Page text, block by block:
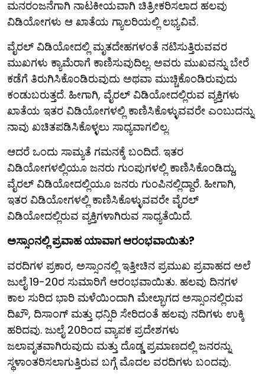
ಮನರಂಜನೆಗಾಗಿ ನಾಟಕೀಯವಾಗಿ ಚಿತ್ರೀಕರಿಸಲಾದ ಹಲವು
ವಿಡಿಯೋಗಳು ಆ ಖಾತೆಯ ಗ್ಯಾಲರಿಯಲ್ಲಿ ಲಭ್ಯವಿವೆ.
ವೈರಲ್ ವಿಡಿಯೋದಲ್ಲಿ ಮೃತದೇಹಗಳಂತೆ ನಟಿಸುತ್ತಿರುವವರ
ಮುಖಗಳು ಕ್ಯಾಮೆರಾಗೆ ಕಾಣಿಸುವುದಿಲ್ಲ. ಅವರು ಮುಖವನ್ನು ಬೇರೆ
ಕಡೆಗೆ ತಿರುಗಿಸಿಕೊಂಡಿರುವುದು ಅಥವಾ ಮುಚ್ಚಿಕೊಂಡಿರುವುದು
ಕಂಡುಬರುತ್ತದೆ. ಹೀಗಾಗಿ, ವೈರಲ್ ವಿಡಿಯೋದಲ್ಲಿರುವ ವ್ಯಕ್ತಿಗಳು
ಖಾತೆಯ ಇತರ ವಿಡಿಯೋಗಳಲ್ಲಿ ಕಾಣಿಸಿಕೊಳ್ಳುವವರೇ ಎಂಬುದನ್ನು
ನಾವು ಖಚಿತಪಡಿಸಿಕೊಳ್ಳಲು ಸಾಧ್ಯವಾಗಲಿಲ್ಲ.
ಆದರೆ ಒಂದು ಸಾಮ್ಯತೆ ಗಮನಕ್ಕೆ ಬಂದಿದೆ. ಇತರ
ವಿಡಿಯೋಗಳಲ್ಲಿಯೂ ಜನರು ಗುಂಪುಗಳಲ್ಲಿ ಕಾಣಿಸಿಕೊಂಡಿದ್ದು,
ವೈರಲ್ ವಿಡಿಯೋದಲ್ಲಿಯೂ ಜನರು ಗುಂಪಿನಲ್ಲಿದ್ದಾರೆ. ಹೀಗಾಗಿ,
ಇತರ ವಿಡಿಯೋಗಳಲ್ಲಿ ಕಾಣಿಸಿಕೊಳ್ಳುವವರೇ ವೈರಲ್
ವಿಡಿಯೋದಲ್ಲಿರುವ ವ್ಯಕ್ತಿಗಳಾಗಿರುವ ಸಾಧ್ಯತೆಯಿದೆ.
ಅಸ್ಸಾಂನಲ್ಲಿ ಪ್ರವಾಹ ಯಾವಾಗ ಆರಂಭವಾಯಿತು?
ವರದಿಗಳ ಪ್ರಕಾರ, ಅಸ್ಸಾಂನಲ್ಲಿ ಇತ್ತೀಚಿನ ಪ್ರಮುಖ ಪ್ರವಾಹದ ಅಲೆ
ಜುಲೈ 19-20ರ ಸುಮಾರಿಗೆ ಆರಂಭವಾಯಿತು. ಹಲವು ದಿನಗಳ
ಕಾಲ ಸುರಿದ ಭಾರಿ ಮಳೆಯಿಂದಾಗಿ ಮೇಲ್ಭಾಗದ ಅಸ್ಸಾಂನಲ್ಲಿರುವ
ದಿಖೌ, ದಿಸಾಂಗ್ ಮತ್ತು ಧನ್ಸಿರಿ ಸೇರಿದಂತೆ ಹಲವು ನದಿಗಳು ಉಕ್ಕಿ
ಹರಿದವು. ಜುಲೈ 20ರಿಂದ ವ್ಯಾಪಕ ಪ್ರದೇಶಗಳು
ಜಲಾವೃತವಾಗಿರುವುದು ಮತ್ತು ದೊಡ್ಡ ಪ್ರಮಾಣದಲ್ಲಿ ಜನರನ್ನು
ಸ್ಥಳಾಂತರಿಸಲಾಗುತ್ತಿರುವ ಬಗ್ಗೆ ಮೊದಲ ವರದಿಗಳು ಬಂದವು.